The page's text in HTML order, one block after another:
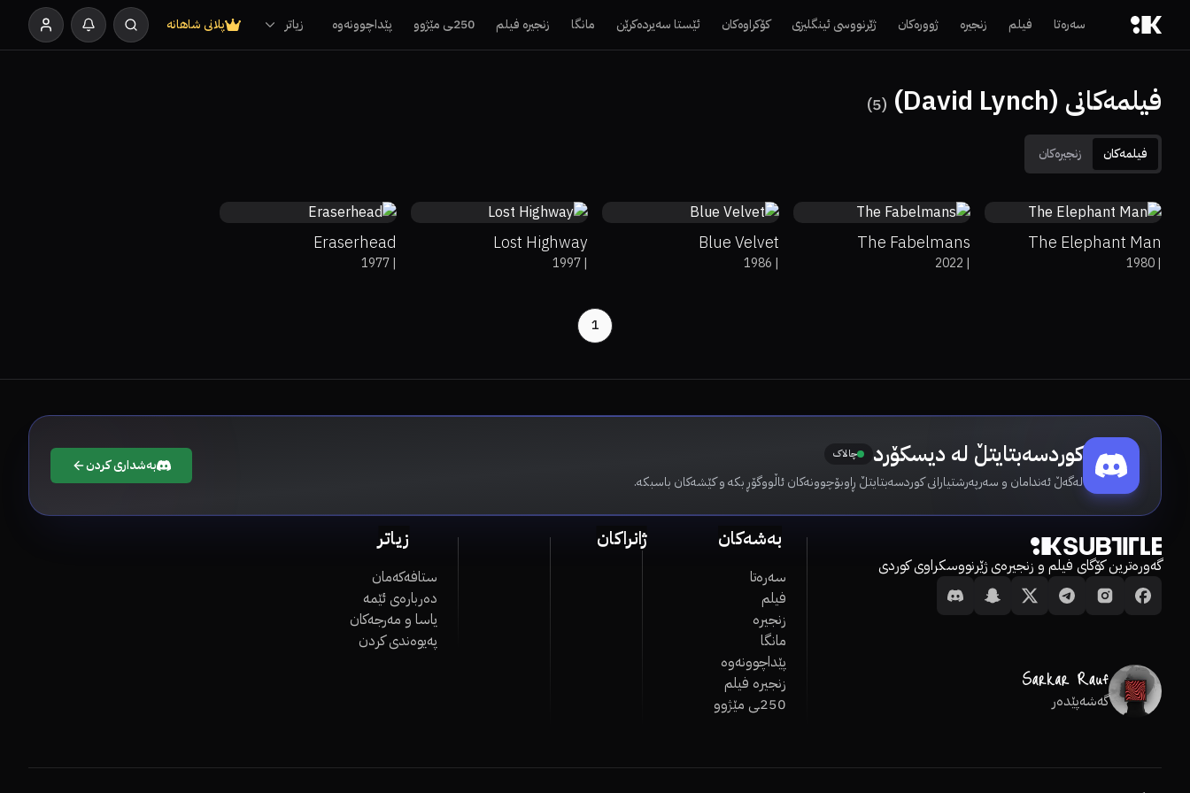
سەرەتا فیلم زنجیرە ژوورەکان ژێرنووسی ئینگلیزی کۆکراوەکان ئێستا سەیردەکرێن مانگا زنجیرە فیلم 250ـی مێژوو پێداچوونەوە زیاتر پلانی شاهانە
فیلمەکانی (David Lynch) (
5
)
فیلمەکان زنجیرەکان 8.2
92%
78%
The Elephant Man
|
1980
The Fabelmans
|
2022
Blue Velvet
|
1986
Lost Highway
|
1997
Eraserhead
|
1977
1
کوردسەبتایتڵ لە دیسکۆرد چالاک
لەگەڵ ئەندامان و سەرپەرشتیارانی کوردسەبتایتڵ ڕاوبۆچوونەکان ئاڵووگۆڕ بکە و کێشەکان باسبکە.
بەشداری کردن
گەورەترین کۆگای فیلم و زنجیرەی ژێرنووسکراوی کوردی
گەشەپێدەر
بەشەکان
سەرەتا
فیلم
زنجیرە
مانگا
پێداچوونەوە
زنجیرە فیلم
250ـی مێژوو
ژانراکان زیاتر
ستافەکەمان
دەربارەی ئێمە
یاسا و مەرجەکان
پەیوەندی کردن